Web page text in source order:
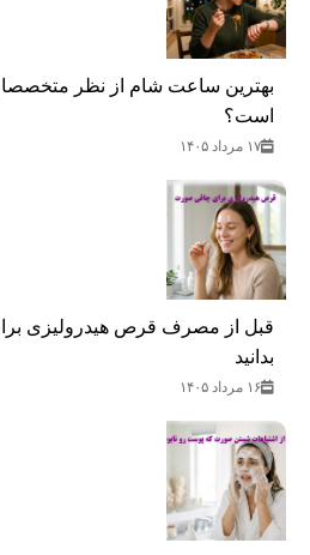
بهترین ساعت شام از نظر
است؟
۱۷ مرداد ۱۴۰۵
قبل از مصرف قرص هیدرولیزی
بدانید
۱۶ مرداد ۱۴۰۵